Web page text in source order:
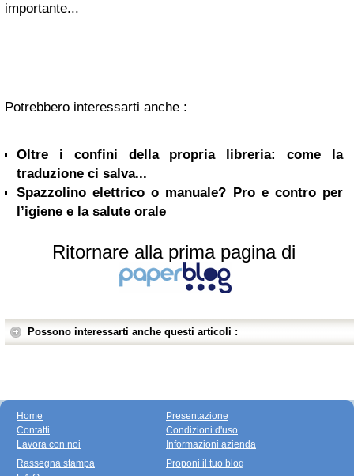
importante...
Potrebbero interessarti anche :
Oltre i confini della propria libreria: come la
traduzione ci salva...
Spazzolino elettrico o manuale? Pro e contro per
l’igiene e la salute orale
Ritornare alla prima pagina di
Possono interessarti anche questi articoli :
Home
Contatti
Lavora con noi
Presentazione
Condizioni d'uso
Informazioni azienda
Rassegna stampa
Proponi il tuo blog